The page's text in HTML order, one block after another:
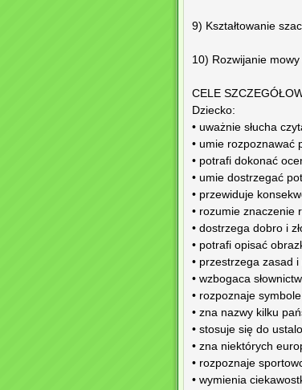
9) Kształtowanie
10) Rozwijanie mowy
CELE
Dziecko:
• uważnie słucha
• umie rozpoznawać
• potrafi dokonać
• umie dostrzegać
• przewiduje
• rozumie znaczenie
• dostrzega dobro i
• potrafi opisać
• przestrzega zasad
• wzbogaca
• rozpoznaje
• zna nazwy kilku
• stosuje się do
• zna niektórych
• rozpoznaje
• wymienia